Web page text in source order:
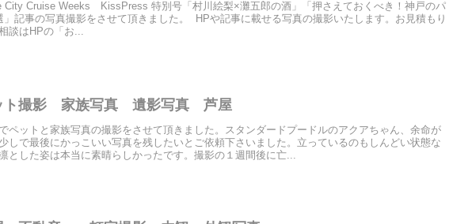
City Cruise Weeks KissPress 特別号「村川絵梨×灘五郎の酒」「押さえておくべき！神戸のパ
」記事の写真撮影をさせて頂きました。 HPや記事に載せる写真の撮影いたします。お見積もり
談はHPの「お...
ト撮影 家族写真 遺影写真 芦屋
ペットと家族写真の撮影をさせて頂きました。スタンダードプードルのアクアちゃん、余命が
しで最後にかっこいい写真を残したいとご依頼下さいました。立っているのもしんどい状態な
とした姿は本当に素晴らしかったです。撮影の１週間後に亡...